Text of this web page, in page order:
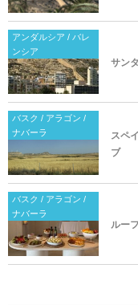
アンダルシア / バレ
ンシア
サン
バスク / アラゴン /
ナバーラ
スペ
ブ
バスク / アラゴン /
ナバーラ
ルー